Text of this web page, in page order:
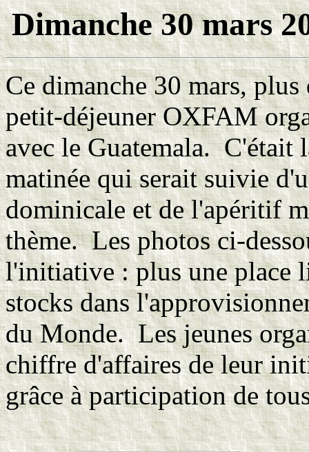
Dimanche 30 mars
Ce dimanche 30 mars,
petit-déjeuner OXFAM
avec le Guatemala. C'était
matinée qui serait suivie
dominicale et de l'apéritif
thème. Les photos ci-
l'initiative : plus une place
stocks dans
du Monde. Les jeunes
chiffre d'affaires de leur
grâce à participation de